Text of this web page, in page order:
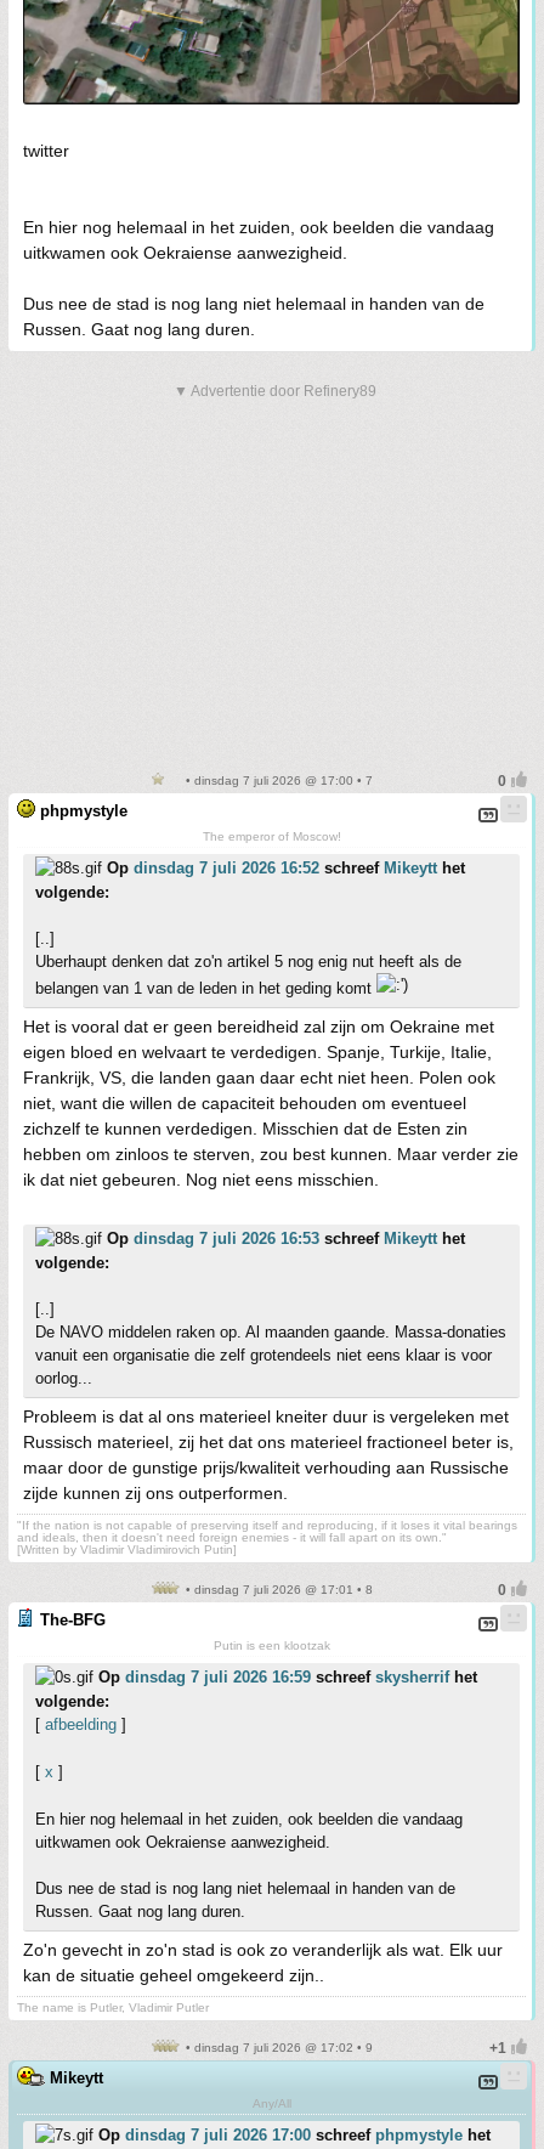
twitter
En hier nog helemaal in het zuiden, ook beelden die vandaag
uitkwamen ook Oekraiense aanwezigheid.
Dus nee de stad is nog lang niet helemaal in handen van de
Russen. Gaat nog lang duren.
▼ Advertentie door Refinery89
• dinsdag 7 juli 2026 @ 17:00 • 7
phpmystyle
The emperor of Moscow!
Op dinsdag 7 juli 2026 16:52 schreef Mikeytthet
volgende:
[..]
Uberhaupt denken dat zo'n artikel 5 nog enig nut heeft als de
belangen van 1 van de leden in het geding komt
Het is vooral dat er geen bereidheid zal zijn om Oekraine met
eigen bloed en welvaart te verdedigen. Spanje, Turkije, Italie,
Frankrijk, VS, die landen gaan daar echt niet heen. Polen ook
niet, want die willen de capaciteit behouden om eventueel
zichzelf te kunnen verdedigen. Misschien dat de Esten zin
hebben om zinloos te sterven, zou best kunnen. Maar verder zie
ik dat niet gebeuren. Nog niet eens misschien.
Op dinsdag 7 juli 2026 16:53 schreef Mikeytthet
volgende:
[..]
De NAVO middelen raken op. Al maanden gaande. Massa-donaties
vanuit een organisatie die zelf grotendeels niet eens klaar is voor
oorlog...
Probleem is dat al ons materieel kneiter duur is vergeleken met
Russisch materieel, zij het dat ons materieel fractioneel beter is,
maar door de gunstige prijs/kwaliteit verhouding aan Russische
zijde kunnen zij ons outperformen.
"If the nation is not capable of preserving itself and reproducing, if it loses it vital bearings
and ideals, then it doesn't need foreign enemies - it will fall apart on its own."
[Written by Vladimir Vladimirovich Putin]
• dinsdag 7 juli 2026 @ 17:01 • 8
The-BFG
Putin is een klootzak
Op dinsdag 7 juli 2026 16:59 schreef skysherrifhet
volgende:
[ afbeelding ]
[ x ]
En hier nog helemaal in het zuiden, ook beelden die vandaag
uitkwamen ook Oekraiense aanwezigheid.
Dus nee de stad is nog lang niet helemaal in handen van de
Russen. Gaat nog lang duren.
Zo'n gevecht in zo'n stad is ook zo veranderlijk als wat. Elk uur
kan de situatie geheel omgekeerd zijn..
The name is Putler, Vladimir Putler
• dinsdag 7 juli 2026 @ 17:02 • 9
Mikeytt
Any/All
Op dinsdag 7 juli 2026 17:00 schreef phpmystyle het